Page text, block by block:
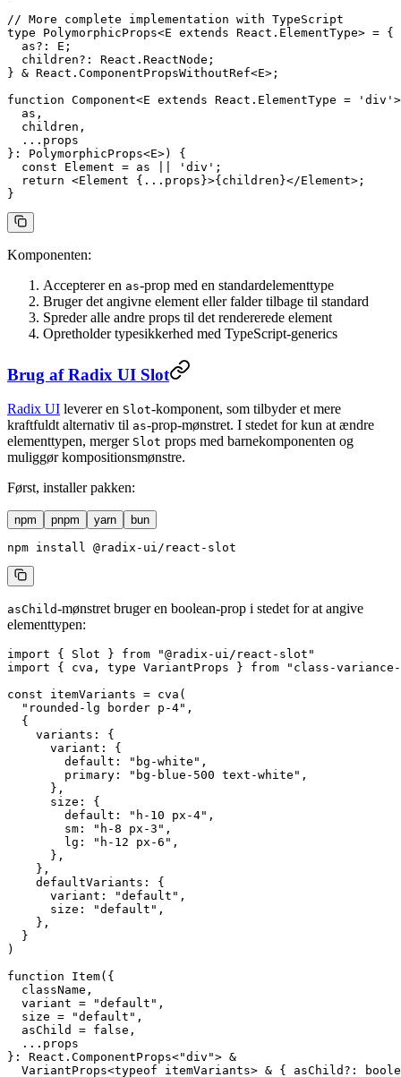
// More complete implementation with TypeScript
type PolymorphicProps<E extends React . ElementType> = {
  as
?: E ;
  children
?: React . ReactNode ;
} & React . ComponentPropsWithoutRef<E>;
function Component<E extends React . ElementType = 'div'
  as
,
  children
,
  ...
props
} : PolymorphicProps<E>) {
  const
Element = as 'div' ;
  return
<Element { ... props}>{children}</Element>;
}
Komponenten:
Accepterer en as-prop med en standardelementtype
Bruger det angivne element eller falder tilbage til standard
Spreder alle andre props til det rendererede element
Opretholder typesikkerhed med TypeScript-generics
Brug af Radix UI Slot
Radix UI leverer en Slot-komponent, som tilbyder et mere
kraftfuldt alternativ til as-prop-mønstret. I stedet for kun at ændre
elementtypen, merger Slot props med barnekomponenten og
muliggør kompositionsmønstre.
Først, installer pakken:
npm pnpm yarn bun
npm install @radix-ui/react-slot
asChild-mønstret bruger en boolean-prop i stedet for at angive
elementtypen:
import { Slot } from "@radix-ui/react-slot"
import { cva, type VariantProps } from "class-
const itemVariants = cva (
  "rounded-lg border p-4"
,
  {
    variants: {
      variant: {
        default:
"bg-white" ,
        primary:
"bg-blue-500 text-white" ,
      },
      size: {
        default:
"h-10 px-4" ,
        sm:
"h-8 px-3" ,
        lg:
"h-12 px-6" ,
      },
    },
    defaultVariants: {
      variant:
"default" ,
      size:
"default" ,
    },
  }
)
function Item({
  className
,
  variant
= "default" ,
  size
= "default" ,
  asChild
= false ,
  ...
props
} : React . ComponentProps<"div"> &
  VariantProps
<typeof itemVariants> & { asChild ?: